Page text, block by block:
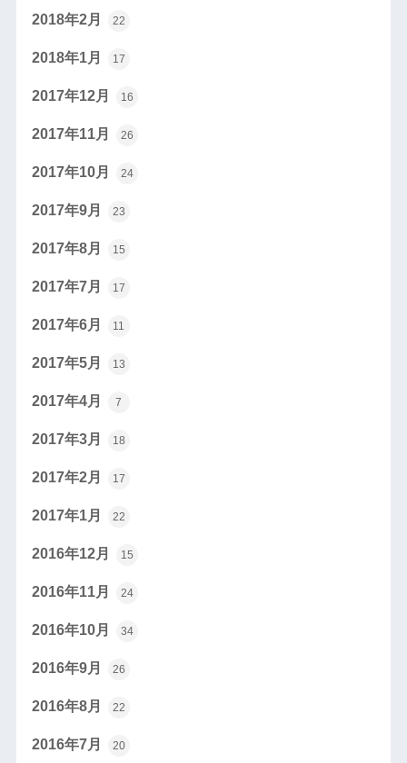
2018年2月 22
2018年1月 17
2017年12月 16
2017年11月 26
2017年10月 24
2017年9月 23
2017年8月 15
2017年7月 17
2017年6月 11
2017年5月 13
2017年4月 7
2017年3月 18
2017年2月 17
2017年1月 22
2016年12月 15
2016年11月 24
2016年10月 34
2016年9月 26
2016年8月 22
2016年7月 20